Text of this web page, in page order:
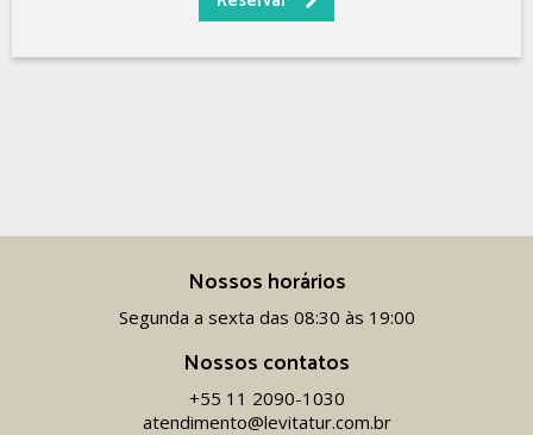
Nossos horários
Segunda a sexta das 08:30 às 19:00
Nossos contatos
+55 11 2090-1030
atendimento@levitatur.com.br